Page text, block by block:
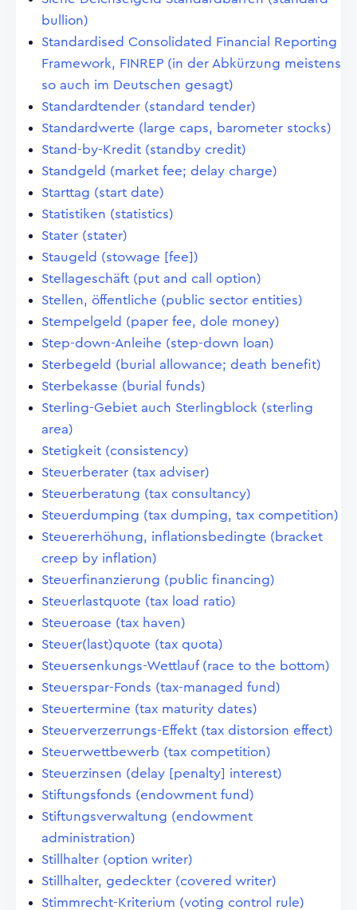
bullion)
Standardised Consolidated Financial Reporting
Framework, FINREP (in der Abkürzung meistens
so auch im Deutschen gesagt)
Standardtender (standard tender)
Standardwerte (large caps, barometer stocks)
Stand-by-Kredit (standby credit)
Standgeld (market fee; delay charge)
Starttag (start date)
Statistiken (statistics)
Stater (stater)
Staugeld (stowage [fee])
Stellageschäft (put and call option)
Stellen, öffentliche (public sector entities)
Stempelgeld (paper fee, dole money)
Step-down-Anleihe (step-down loan)
Sterbegeld (burial allowance; death benefit)
Sterbekasse (burial funds)
Sterling-Gebiet auch Sterlingblock (sterling
area)
Stetigkeit (consistency)
Steuerberater (tax adviser)
Steuerberatung (tax consultancy)
Steuerdumping (tax dumping, tax competition)
Steuererhöhung, inflationsbedingte (bracket
creep by inflation)
Steuerfinanzierung (public financing)
Steuerlastquote (tax load ratio)
Steueroase (tax haven)
Steuer(last)quote (tax quota)
Steuersenkungs-Wettlauf (race to the bottom)
Steuerspar-Fonds (tax-managed fund)
Steuertermine (tax maturity dates)
Steuerverzerrungs-Effekt (tax distorsion effect)
Steuerwettbewerb (tax competition)
Steuerzinsen (delay [penalty] interest)
Stiftungsfonds (endowment fund)
Stiftungsverwaltung (endowment
administration)
Stillhalter (option writer)
Stillhalter, gedeckter (covered writer)
Stimmrecht-Kriterium (voting control rule)